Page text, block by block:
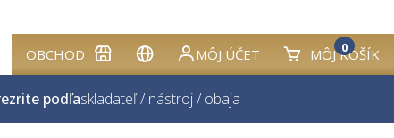
OBCHOD MÔJ ÚČET MÔJ KOŠÍK
0
podľaskladateľ/ nástroj/ obaja